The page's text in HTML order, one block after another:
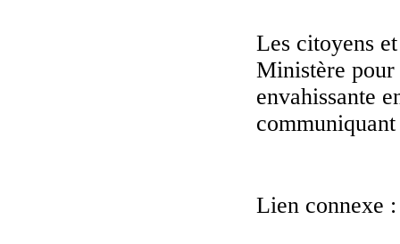
Les citoyens
Ministère pour
envahissante
Lien connexe :